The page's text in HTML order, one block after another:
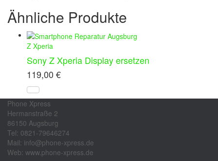
Ähnliche Produkte
Z Xperia
Sony Z Xperia Display ersetzen
119,00 €
Phone Xpress
Hermanstraße 2
86150 Augsburg
Tel: 0821-79646274
Mail: info@phone-xpress.de
Web: www.phone-xpress.de